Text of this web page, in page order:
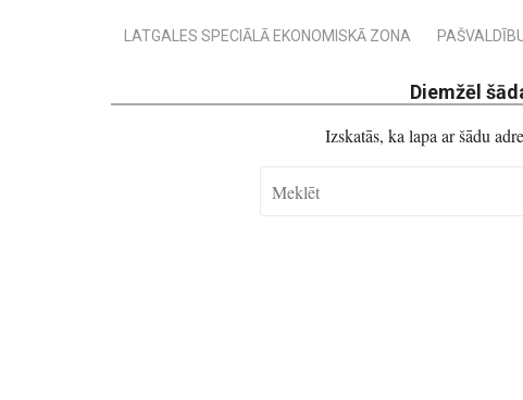
LATGALES SPECIĀLĀ EKONOMISKĀ ZONA
Diemžēl
Izskatās, ka lapa ar šādu